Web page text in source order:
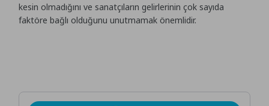
kesin olmadığını ve sanatçıların gelirlerinin çok sayıda
faktöre bağlı olduğunu unutmamak önemlidir.